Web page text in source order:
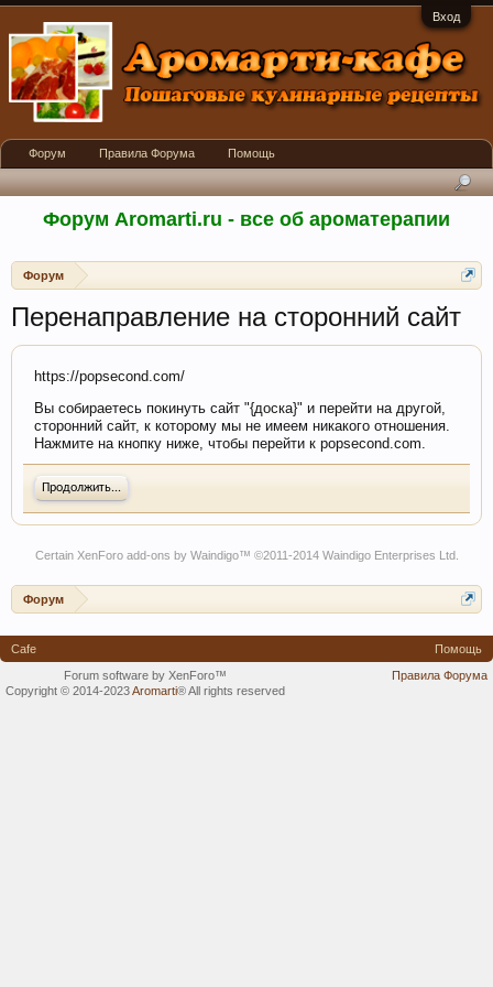
Вход
Форум Aromarti.ru - все об ароматерапии
Форум
Перенаправление на сторонний сайт
https://popsecond.com/
Вы собираетесь покинуть сайт "{доска}" и перейти на другой,
сторонний сайт, к которому мы не имеем никакого отношения.
Нажмите на кнопку ниже, чтобы перейти к popsecond.com.
Продолжить...
Certain XenForo add-ons by Waindigo™ ©2011-2014 Waindigo Enterprises Ltd.
Форум
Форум Правила Форума Помощь
Cafe
Помощь
Правила Форума
Forum software by XenForo™
Copyright © 2014-2023Aromarti®All rights reserved